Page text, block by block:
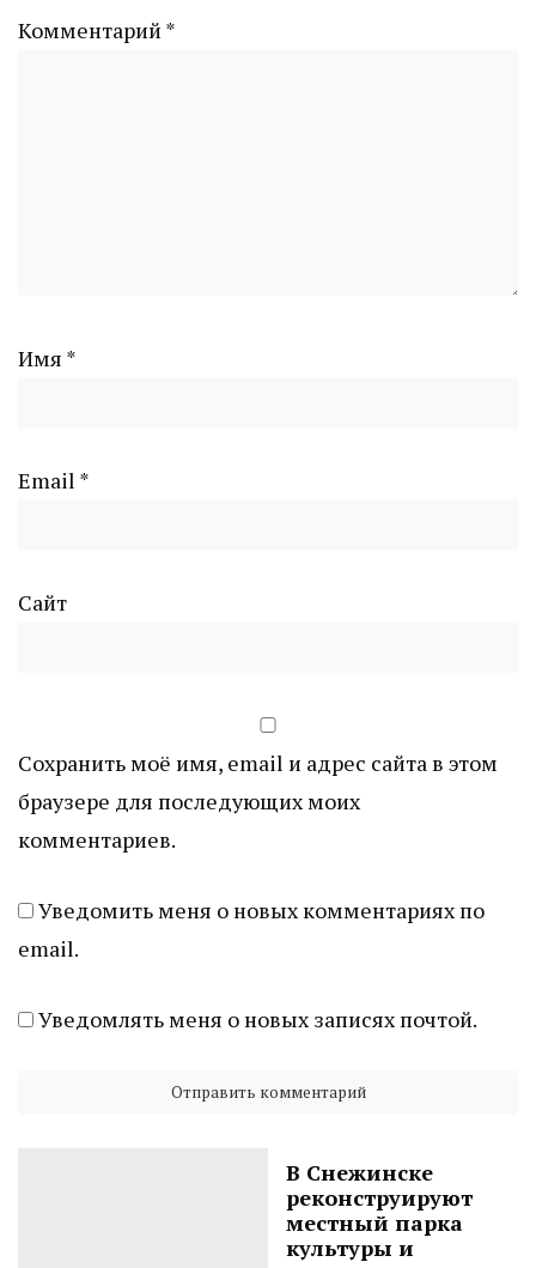
Комментарий *
Имя *
Email *
Сайт
Сохранить моё имя, email и адрес сайта в этом
браузере для последующих моих
комментариев.
Уведомить меня о новых комментариях по
email.
Уведомлять меня о новых записях почтой.
В Снежинске
реконструируют
местный парка
культуры и